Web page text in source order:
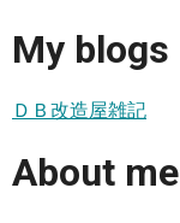
My blogs
ＤＢ改造屋雑記
About me